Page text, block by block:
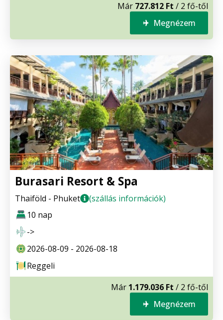
Már 727.812 Ft / 2 fő-től
Megnézem
Burasari Resort & Spa
Thaiföld - Phuket
(szállás információk)
10 nap
->
2026-08-09 - 2026-08-18
Reggeli
Már 1.179.036 Ft / 2 fő-től
Megnézem